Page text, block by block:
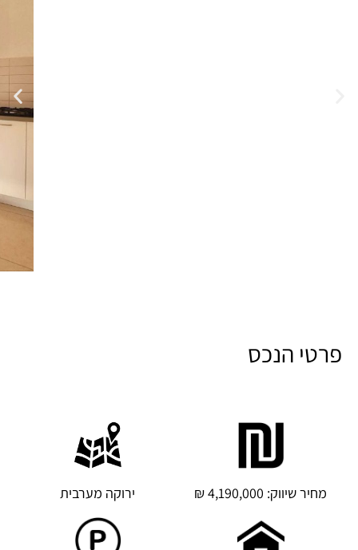
פרטי הנכס
מחיר שיווק: 4,190,000 ₪ ירוקה מערבית